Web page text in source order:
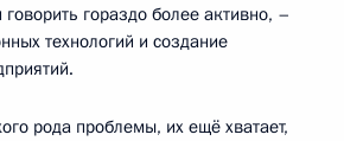
говорить гораздо более активно, –
технологий и создание
рода проблемы, их ещё хватает,